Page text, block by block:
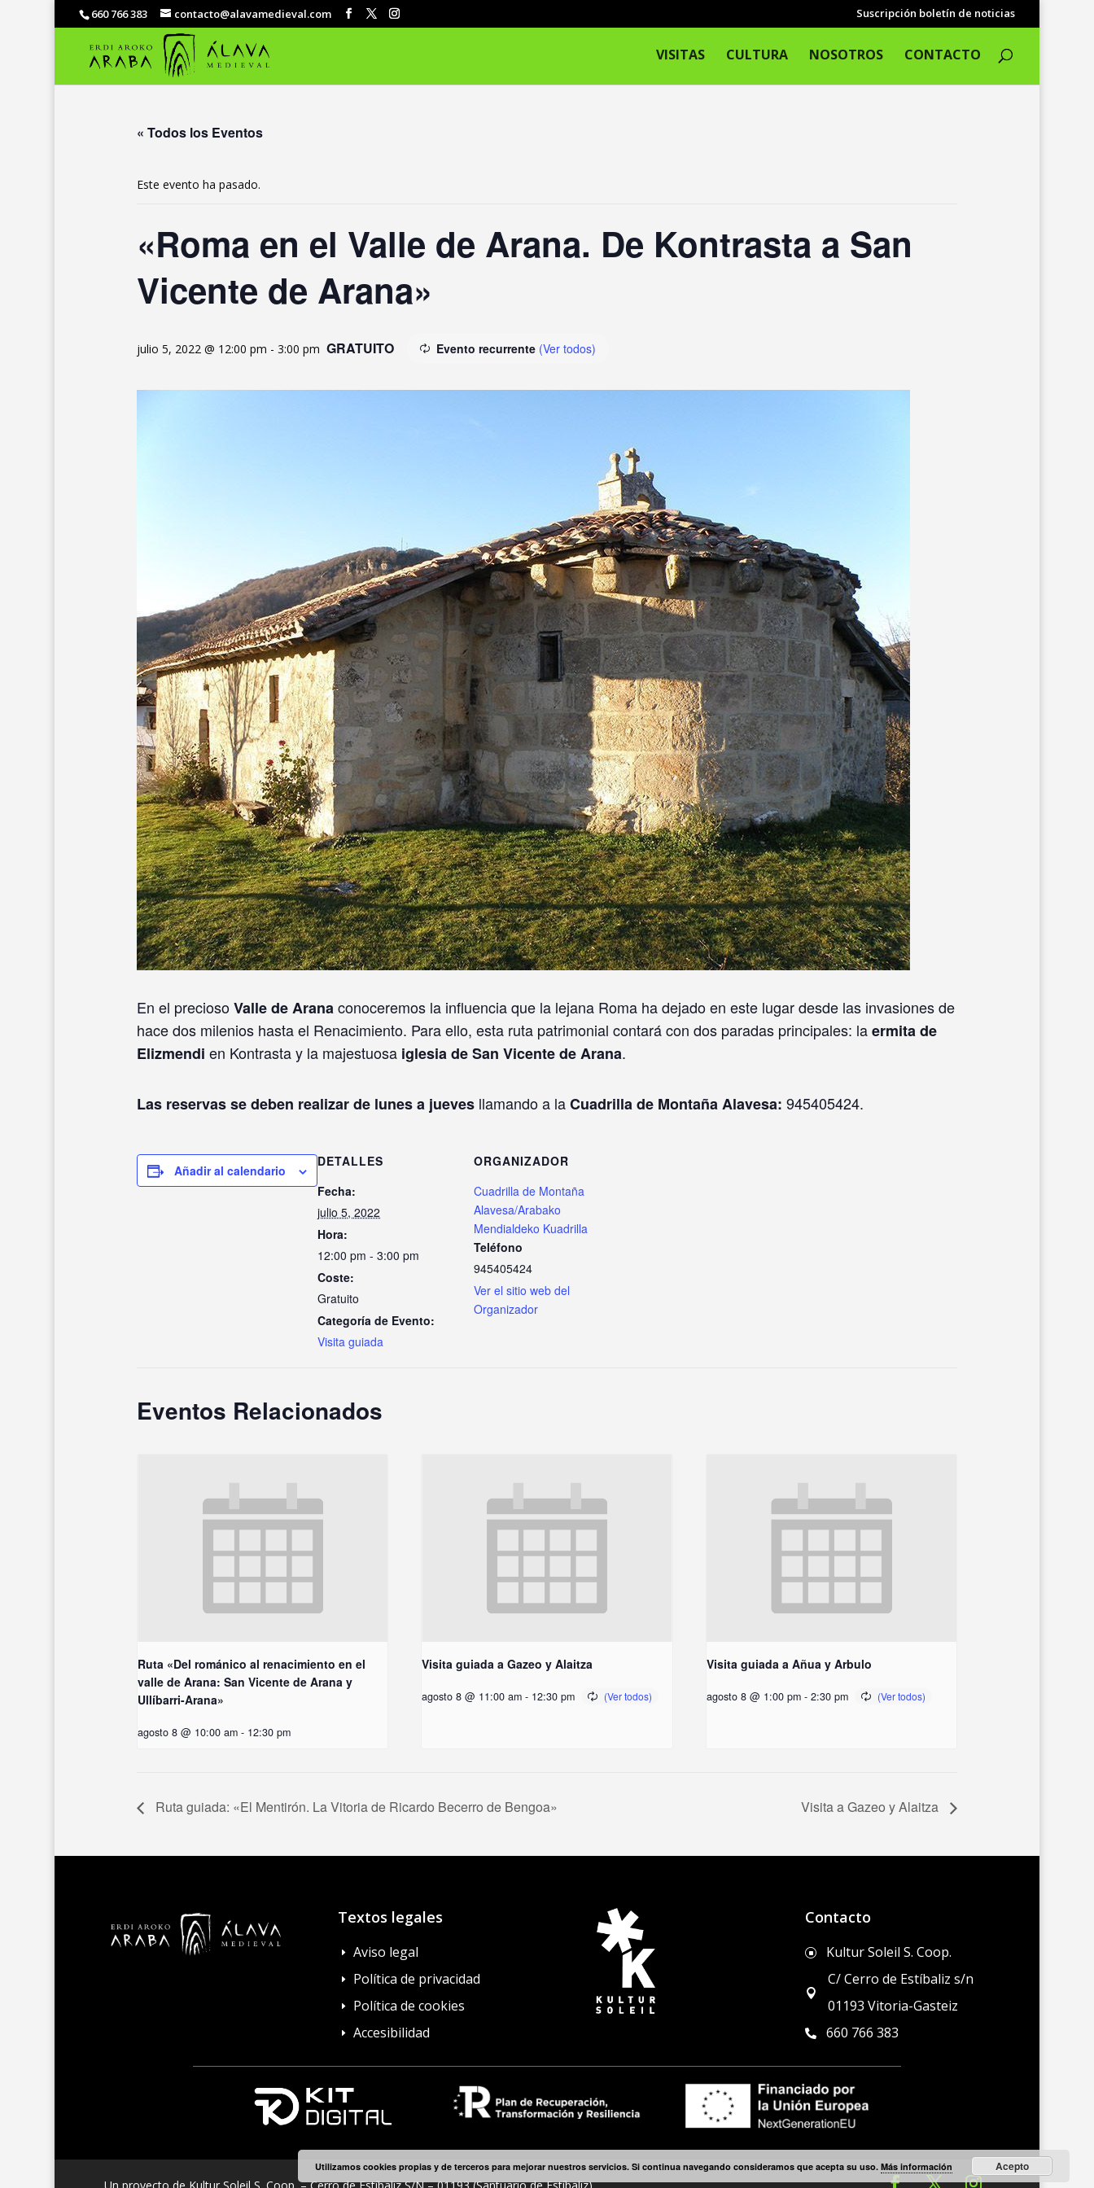
660 766 383 contacto@alavamedieval.com Suscripción boletín de noticias
VISITAS CULTURA NOSOTROS CONTACTO
« Todos los Eventos
Este evento ha pasado.
«Roma en el Valle de Arana. De Kontrasta a San
Vicente de Arana»
julio 5, 2022 @ 12:00 pm - 3:00 pm Evento recurrente (Ver todos)
GRATUITO
En el preciosoValle de Aranaconoceremos la influencia que la lejana Roma ha dejado en este lugar desde las invasiones de
hace dos milenios hasta el Renacimiento. Para ello, esta ruta patrimonial contará con dos paradas principales: laermita de
Elizmendi en Kontrasta y la majestuosa iglesia de San Vicente de Arana.
Las reservas se deben realizar de lunes a jueves llamando a laCuadrilla de Montaña Alavesa: 945405424.
Añadir al calendario
DETALLES
Fecha:
julio 5, 2022
Hora:
12:00 pm - 3:00 pm
Coste:
Gratuito
Categoría de Evento:
Visita guiada
ORGANIZADOR
Cuadrilla de Montaña
Alavesa/Arabako
Mendialdeko Kuadrilla
Teléfono
945405424
Ver el sitio web del
Organizador
Eventos Relacionados
Ruta «Del románico al renacimiento en el
valle de Arana: San Vicente de Arana y
Ullíbarri-Arana»
agosto 8 @ 10:00 am - 12:30 pm
Visita guiada a Gazeo y Alaitza
agosto 8 @ 11:00 am - 12:30 pm
Visita guiada a Añua y Arbulo
agosto 8 @ 1:00 pm - 2:30 pm
Ruta guiada: «El Mentirón. La Vitoria de Ricardo Becerro de Bengoa» Visita a Gazeo y Alaitza
Textos legales
E Aviso legal
E Política de privacidad
E Política de cookies
E Accesibilidad
Contacto
] Kultur Soleil S. Coop.

C/ Cerro de Estíbaliz s/n
01193 Vitoria-Gasteiz
 660 766 383
Utilizamos cookies propias y de terceros para mejorar nuestros servicios. Si continua navegando consideramos que acepta su uso. Más información Acepto